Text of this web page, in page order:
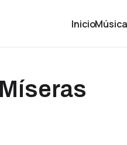
InicioMúsica